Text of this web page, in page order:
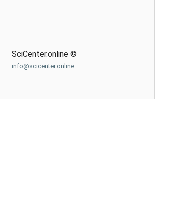
SciCenter.online ©
info@scicenter.online